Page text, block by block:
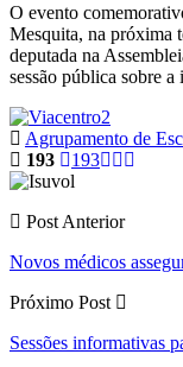
O evento
Mesquita, na próxima
deputada na
sessão pública sobre
Agrupamento de
193
193
Post Anterior
Novos médicos
Próximo Post
Sessões informativas